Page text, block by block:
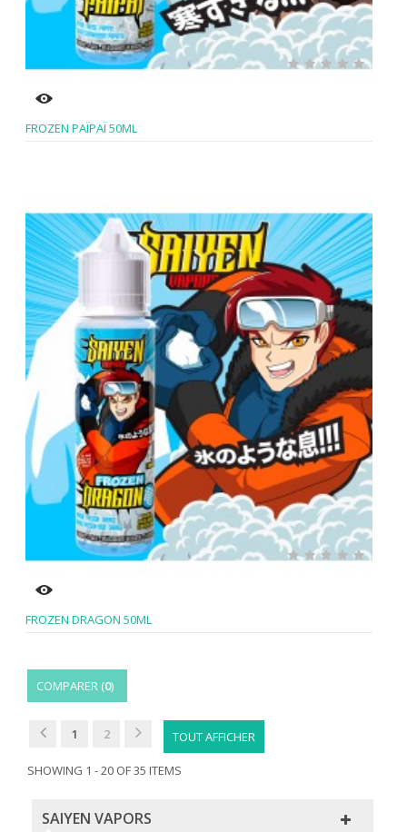
FROZEN PAÏPAÏ 50ML
FROZEN DRAGON 50ML
COMPARER (0)
TOUT AFFICHER
1 2
SHOWING 1 - 20 OF 35 ITEMS
SAIYEN VAPORS